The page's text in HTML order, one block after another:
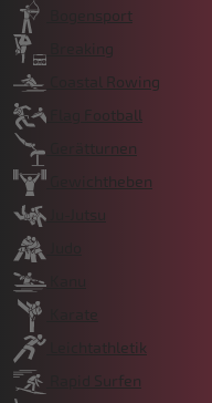
Bogensport
Breaking
Coastal Rowing
Flag Football
Gerätturnen
Gewichtheben
Ju-Jutsu
Leichtathletik
Rapid Surfen